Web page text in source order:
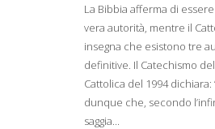
La Bibbia afferma di essere
vera autorità, mentre il
insegna che esistono tre
definitive. Il Catechismo
Cattolica del 1994 dichiara:
dunque che, secondo
saggia...